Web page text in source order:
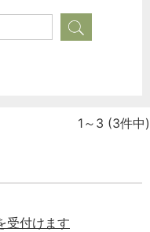
1～3 (3件中)
受付けます